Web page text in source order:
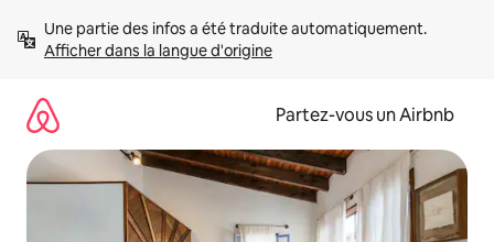
directement
Afficher dans la langue d'origine
Partez-vous un Airbnb